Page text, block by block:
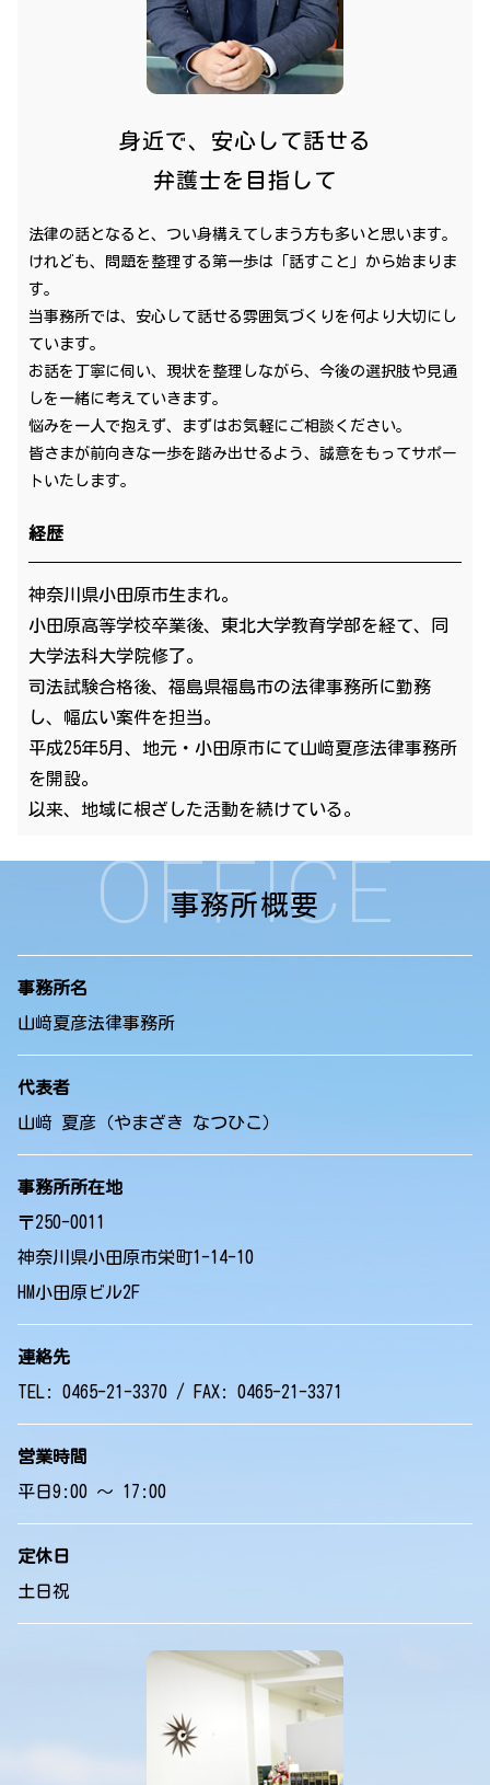
身近で、安心して話せる
弁護士を目指して
法律の話となると、つい身構えてしまう方も多いと思います。
けれども、問題を整理する第一歩は「話すこと」から始まりま
す。
当事務所では、安心して話せる雰囲気づくりを何より大切にし
ています。
お話を丁寧に伺い、現状を整理しながら、今後の選択肢や見通
しを一緒に考えていきます。
悩みを一人で抱えず、まずはお気軽にご相談ください。
皆さまが前向きな一歩を踏み出せるよう、誠意をもってサポー
トいたします。
経歴
神奈川県小田原市生まれ。
小田原高等学校卒業後、東北大学教育学部を経て、同
大学法科大学院修了。
司法試験合格後、福島県福島市の法律事務所に勤務
し、幅広い案件を担当。
平成25年5月、地元・小田原市にて山﨑夏彦法律事務所
を開設。
以来、地域に根ざした活動を続けている。
OFFICE
事務所概要
事務所名
山﨑夏彦法律事務所
代表者
山﨑 夏彦（やまざき なつひこ）
事務所所在地
〒250-0011
神奈川県小田原市栄町1-14-10
HM小田原ビル2F
連絡先
TEL: 0465-21-3370 / FAX: 0465-21-3371
営業時間
平日9:00 ～ 17:00
定休日
土日祝